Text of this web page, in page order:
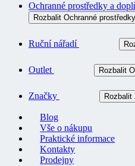
Ochranné prostředky a
Rozbalit Ochranné
Ruční nářadí
Outlet Rozbalit
Značky Rozbalit
Blog
Vše o nákupu
Praktické informace
Kontakty
Prodejny